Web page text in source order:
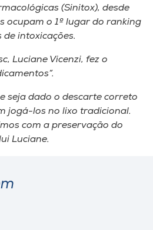
(Sinitox), desde
ocupam o 1º lugar do ranking
intoxicações.
Luciane Vicenzi, fez o
seja dado o descarte correto
jogá-los no lixo tradicional.
com a preservação do
Luciane.